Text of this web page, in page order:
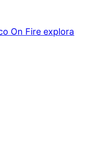
On Fire explora